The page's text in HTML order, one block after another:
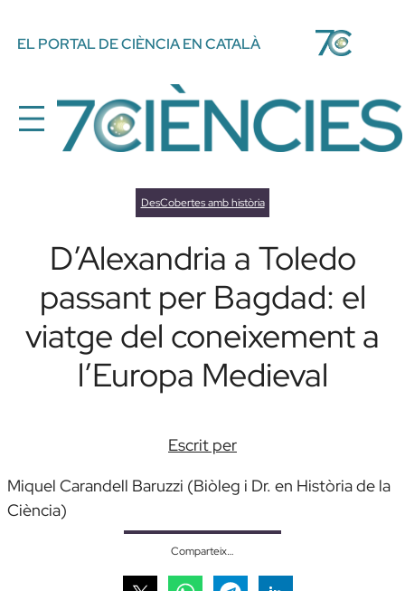
EL PORTAL DE CIÈNCIA EN CATALÀ
DesCobertes amb història
D’Alexandria a Toledo
passant per Bagdad: el
viatge del coneixement a
l’Europa Medieval
Escrit per
Miquel Carandell Baruzzi (Biòleg i Dr. en Història de la
Ciència)
Comparteix…